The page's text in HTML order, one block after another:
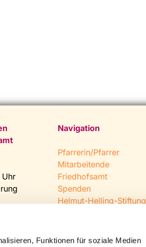
Funktionen für soziale Medien
Navigation
Pfarrerin/Pfarrer
Mitarbeitende
Friedhofsamt
Spenden
Helmut-Helling-Stiftung